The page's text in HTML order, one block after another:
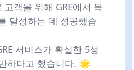
고객을 위해 GRE에서 목
달성하는 데 성공했습
서비스가 확실한 5성
하다고 했습니다. 🌟